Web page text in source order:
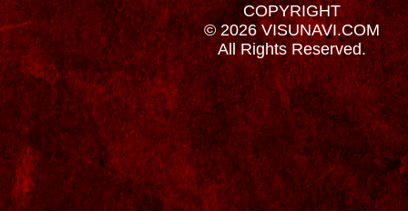
COPYRIGHT
© 2026 VISUNAVI.COM
All Rights Reserved.